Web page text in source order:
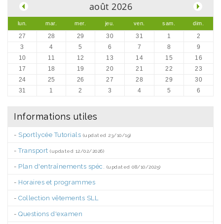
août 2026
lun. mar. mer. jeu. ven. sam. dim.
27 28 29 30 31 1
2
3
4 5 6 7 8
9
10
11 12 13 14 15
16
17
18 19 20 21 22
23
24
25 26 27 28 29
30
31
1 2 3 4 5 6
Informations utiles
- Sportlycée Tutorials (updated 23/10/19)
-Transport (updated 12/02/2026)
- Plan d'entraînements spéc. (updated 08/10/2025)
- Horaires et programmes
- Collection vêtements SLL
- Questions d'examen